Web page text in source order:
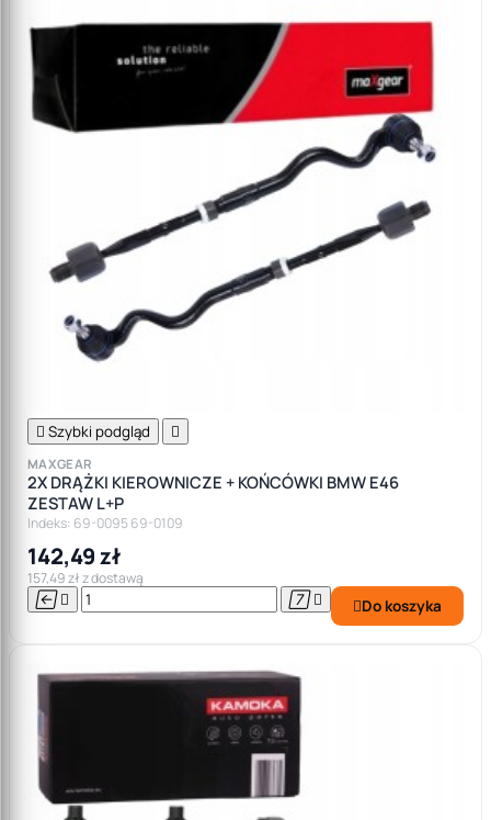
 Szybki podgląd 
MAXGEAR
2X DRĄŻKI KIEROWNICZE + KOŃCÓWKI BMW E46
ZESTAW L+P
Indeks: 69-0095 69-0109
142,49 zł
157,49 zł z dostawą
    Do koszyka